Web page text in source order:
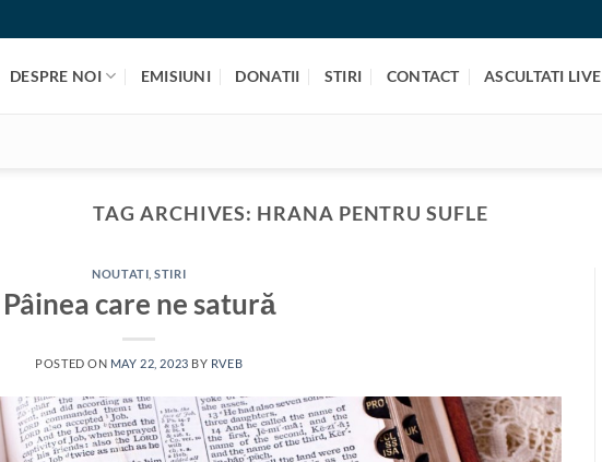
DESPRE NOI EMISIUNI DONATII STIRI CONTACT ASCULTATI LIVE
TAG ARCHIVES: HRANA PENTRU SUFLE
NOUTATI ,STIRI
Pâinea care ne satură
POSTED ON MAY 22, 2023 BY RVEB